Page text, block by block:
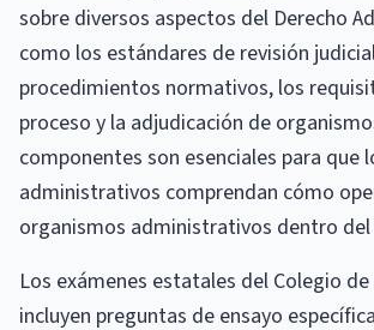
sobre diversos aspectos del Derecho
como los estándares de revisión
procedimientos normativos, los
proceso y la adjudicación de
componentes son esenciales para que
administrativos comprendan cómo
organismos administrativos dentro
Los exámenes estatales del Colegio
incluyen preguntas de ensayo